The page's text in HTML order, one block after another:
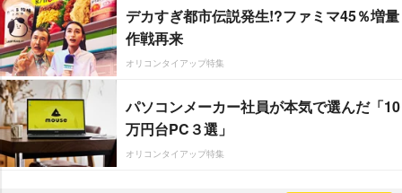
デカすぎ都市伝説発生!?ファミマ45％増量
作戦再来
オリコンタイアップ特集
パソコンメーカー社員が本気で選んだ「10
万円台PC３選」
オリコンタイアップ特集